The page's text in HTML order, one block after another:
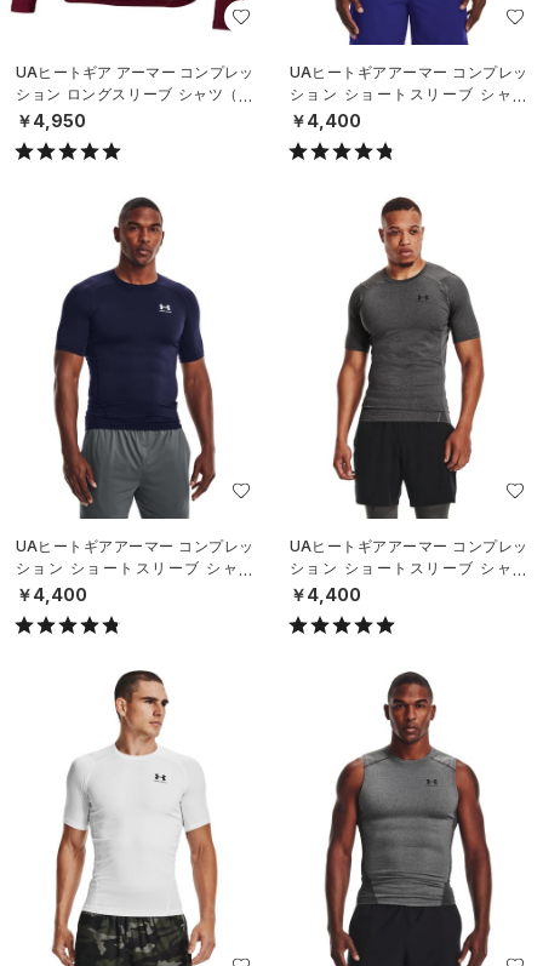
UAヒートギア アーマー コンプレッ
ション ロングスリーブ シャツ（ト
レーニング/MEN）
￥4,950
UAヒートギアアーマー コンプレッ
ション ショートスリーブ シャツ
（トレーニング/MEN）
￥4,400
UAヒートギアアーマー コンプレッ
ション ショートスリーブ シャツ
（トレーニング/MEN）
￥4,400
UAヒートギアアーマー コンプレッ
ション ショートスリーブ シャツ
（トレーニング/MEN）
￥4,400